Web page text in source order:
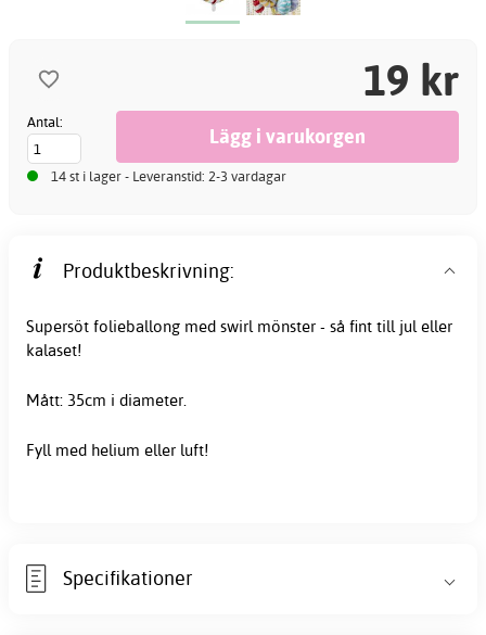
19 kr
Antal:
14 st i lager - Leveranstid: 2-3 vardagar
Produktbeskrivning:
Supersöt folieballong med swirl mönster - så fint till juleller
kalaset!
Mått: 35cm i diameter.
Fyll med helium eller luft!
Specifikationer